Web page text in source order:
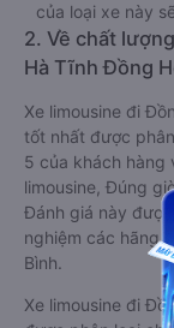
của loại xe này
2. Về chất
Hà Tĩnh Đồng
Xe limousine đi
tốt nhất được
5 của khách hàng
limousine, Đúng
Đánh giá này
nghiệm các hãng
Bình.
Xe limousine đi